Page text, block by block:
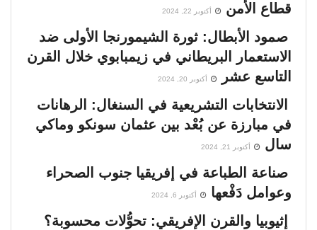
قطاع الأمن
أكتوبر 22, 2024
صمود الأبطال: ثورة الشيمورنجا الأولى ضد
الاستعمار البريطاني في زيمبابوي خلال القرن
التاسع عشر
أكتوبر 20, 2024
الانتخابات التشريعية في السنغال: الرهانات
في مبارزة عن بُعْد بين عثمان سونكو وماكي
سال
أكتوبر 21, 2024
صناعة الطباعة في إفريقيا جنوب الصحراء
وعوامل دَفْعها
أكتوبر 6, 2024
إثيوبيا والقرن الإفريقي: تحوُّلات محسوبة؟